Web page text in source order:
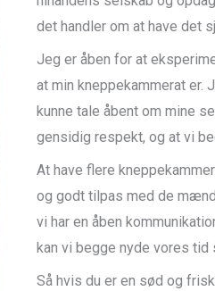
det handler om at have det
Jeg er åben for at
at min kneppekammerat
kunne tale åbent om mine
gensidig respekt, og at vi
At have flere
og godt tilpas med de
vi har en åben
kan vi begge nyde vores
Så hvis du er en sød og